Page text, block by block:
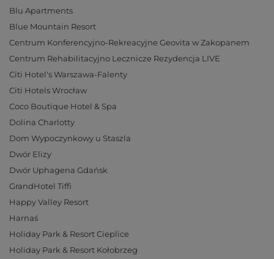
Blu Apartments
Blue Mountain Resort
Centrum Konferencyjno-Rekreacyjne Geovita w Zakopanem
Centrum Rehabilitacyjno Lecznicze Rezydencja LIVE
Citi Hotel's Warszawa-Falenty
Citi Hotels Wrocław
Coco Boutique Hotel & Spa
Dolina Charlotty
Dom Wypoczynkowy u Staszla
Dwór Elizy
Dwór Uphagena Gdańsk
GrandHotel Tiffi
Happy Valley Resort
Harnaś
Holiday Park & Resort Cieplice
Holiday Park & Resort Kołobrzeg